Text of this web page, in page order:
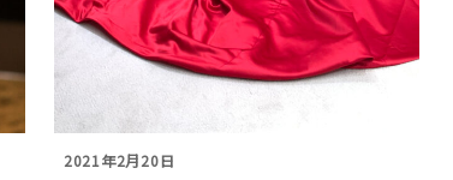
2021年2月20日